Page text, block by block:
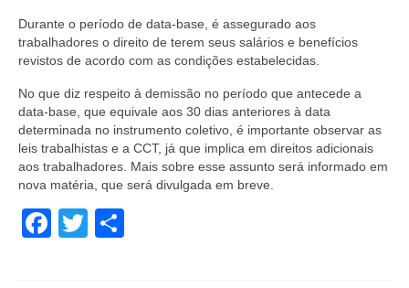
Durante o período de data-base, é assegurado aos
trabalhadores o direito de terem seus salários e benefícios
revistos de acordo com as condições estabelecidas.
No que diz respeito à demissão no período que antecede a
data-base, que equivale aos 30 dias anteriores à data
determinada no instrumento coletivo, é importante observar as
leis trabalhistas e a CCT, já que implica em direitos adicionais
aos trabalhadores. Mais sobre esse assunto será informado em
nova matéria, que será divulgada em breve.
Facebook
Twitter